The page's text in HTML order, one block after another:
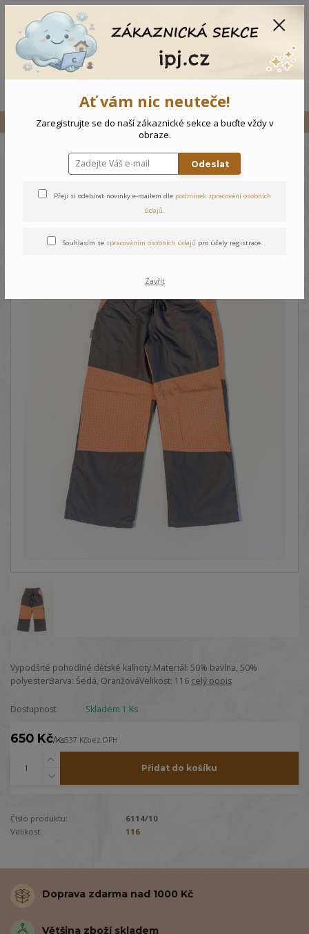
Vše Dětské kalhoty s podšívkou
Dětské kalhoty s podšívkou
Vypodšité pohodlné dětské kalhoty.Materiál: 50% bavlna, 50%
polyesterBarva: Šedá, OranžováVelikost: 116 celý popis
Dostupnost Skladem 1 Ks
650 Kč/Ks537 Kčbez DPH
Přidat do košíku
Číslo produktu:
6114/10
Velikost:
116
Doprava zdarma nad 1000 Kč
Většina zboží skladem
Ať vám nic neuteče!
Zaregistrujte se do naší zákaznické sekce a buďte vždy v
obraze.
Odeslat
Přeji si odebírat novinky e-mailem dle podmínek zpracování osobních
údajů.
Souhlasím se zpracováním osobních údajů pro účely registrace.
Zavřít